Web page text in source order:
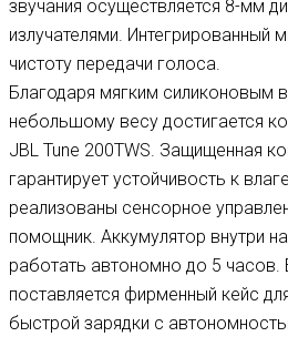
звучания осуществляется 8-мм
излучателями. Интегрированный
чистоту передачи голоса.
Благодаря мягким силиконовым
небольшому весу достигается
JBL Tune 200TWS. Защищенная
гарантирует устойчивость к
реализованы сенсорное
помощник. Аккумулятор внутри
работать автономно до 5 часов.
поставляется фирменный кейс
быстрой зарядки с